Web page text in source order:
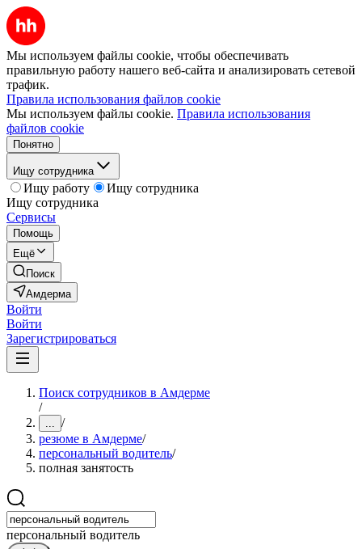
Мы используем файлы cookie, чтобы обеспечивать
правильную работу нашего веб-сайта и анализировать сетевой
трафик.
Правила использования файлов cookie
Мы используем файлы cookie. Правила использования
файлов cookie
Понятно
Ищу сотрудника
Ищу работу
Ищу сотрудника
Ищу сотрудника
Сервисы
Помощь
Ещё
Поиск
Амдерма
Войти
Войти
Зарегистрироваться
Поиск сотрудников в Амдерме
/
... /
резюме в Амдерме/
персональный водитель/
полная занятость
персональный водитель